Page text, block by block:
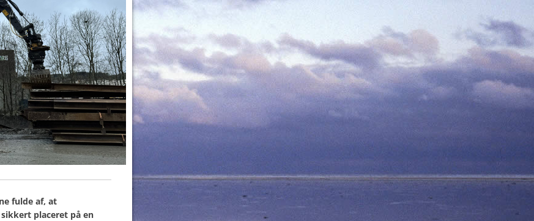
fulde af, at
placeret på en